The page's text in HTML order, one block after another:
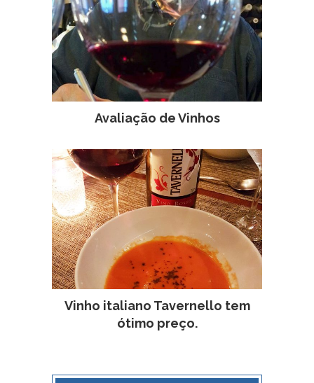
Avaliação de Vinhos
Vinho italiano Tavernello tem
ótimo preço.